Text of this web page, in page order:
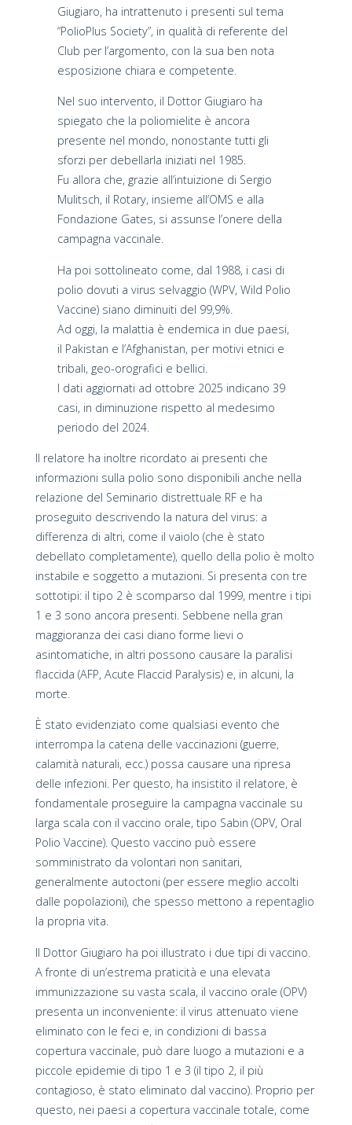
Giugiaro, ha intrattenuto i presenti sul tema
“PolioPlus Society”, in qualità di referente del
Club per l’argomento, con la sua ben nota
esposizione chiara e competente.
Nel suo intervento, il Dottor Giugiaro ha
spiegato che la poliomielite è ancora
presente nel mondo, nonostante tutti gli
sforzi per debellarla iniziati nel 1985.
Fu allora che, grazie all’intuizione di Sergio
Mulitsch, il Rotary, insieme all’OMS e alla
Fondazione Gates, si assunse l’onere della
campagna vaccinale.
Ha poi sottolineato come, dal 1988, i casi di
polio dovuti a virus selvaggio (WPV, Wild Polio
Vaccine) siano diminuiti del 99,9%.
Ad oggi, la malattia è endemica in due paesi,
il Pakistan e l’Afghanistan, per motivi etnici e
tribali, geo-orografici e bellici.
I dati aggiornati ad ottobre 2025 indicano 39
casi, in diminuzione rispetto al medesimo
periodo del 2024.
Il relatore ha inoltre ricordato ai presenti che
informazioni sulla polio sono disponibili anche nella
relazione del Seminario distrettuale RF e ha
proseguito descrivendo la natura del virus: a
differenza di altri, come il vaiolo (che è stato
debellato completamente), quello della polio è molto
instabile e soggetto a mutazioni. Si presenta con tre
sottotipi: il tipo 2 è scomparso dal 1999, mentre i tipi
1 e 3 sono ancora presenti. Sebbene nella gran
maggioranza dei casi diano forme lievi o
asintomatiche, in altri possono causare la paralisi
flaccida (AFP, Acute Flaccid Paralysis) e, in alcuni, la
morte.
È stato evidenziato come qualsiasi evento che
interrompa la catena delle vaccinazioni (guerre,
calamità naturali, ecc.) possa causare una ripresa
delle infezioni. Per questo, ha insistito il relatore, è
fondamentale proseguire la campagna vaccinale su
larga scala con il vaccino orale, tipo Sabin (OPV, Oral
Polio Vaccine). Questo vaccino può essere
somministrato da volontari non sanitari,
generalmente autoctoni (per essere meglio accolti
dalle popolazioni), che spesso mettono a repentaglio
la propria vita.
Il Dottor Giugiaro ha poi illustrato i due tipi di vaccino.
A fronte di un’estrema praticità e una elevata
immunizzazione su vasta scala, il vaccino orale (OPV)
presenta un inconveniente: il virus attenuato viene
eliminato con le feci e, in condizioni di bassa
copertura vaccinale, può dare luogo a mutazioni e a
piccole epidemie di tipo 1 e 3 (il tipo 2, il più
contagioso, è stato eliminato dal vaccino). Proprio per
questo, nei paesi a copertura vaccinale totale, come